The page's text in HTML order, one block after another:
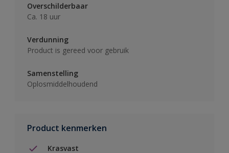
Overschilderbaar
Ca. 18 uur
Verdunning
Product is gereed voor gebruik
Samenstelling
Oplosmiddelhoudend
Product kenmerken
Krasvast